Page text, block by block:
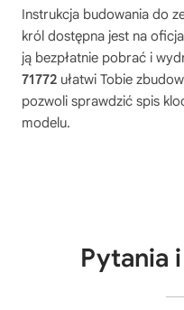
Instrukcja budowania do
król dostępna jest na
ją bezpłatnie pobrać i
71772 ułatwi Tobie
pozwoli sprawdzić spis
modelu.
Pytania